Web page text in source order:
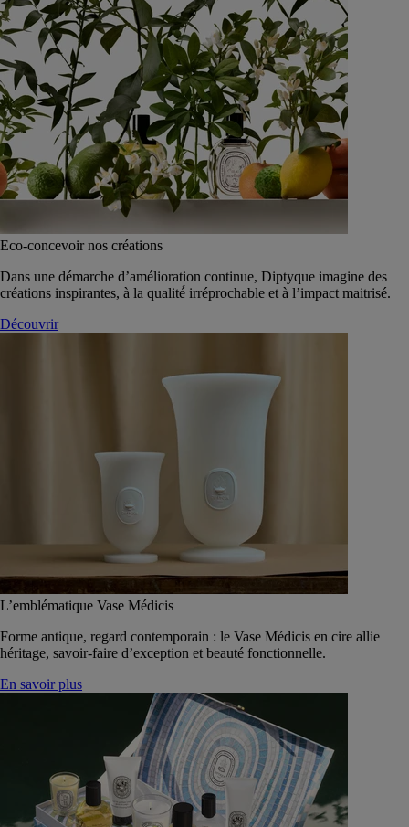
Eco-concevoir nos créations
Dans une démarche d’amélioration continue, Diptyque imagine des
créations inspirantes, à la qualité́ irréprochable et à l’impact maitrisé.
Découvrir
L’emblématique Vase Médicis
Forme antique, regard contemporain : le Vase Médicis en cire allie
héritage, savoir-faire d’exception et beauté fonctionnelle.
En savoir plus